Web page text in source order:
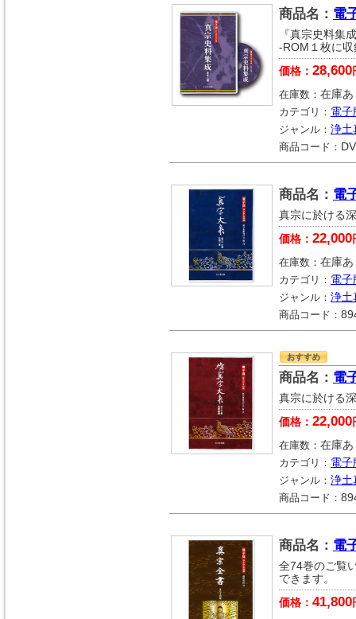
商品名： 電
『真宗史料集
-ROM１枚に収
価格： 28,600
在庫数： 在庫あ
カテゴリ： 電子
ジャンル： 浄土
商品コード：
商品名： 電
真宗に於ける
価格： 22,000
在庫数： 在庫あ
カテゴリ： 電子
ジャンル： 浄土
商品コード：
商品名： 電
真宗に於ける
価格： 22,000
在庫数： 在庫あ
カテゴリ： 電子
ジャンル： 浄土
商品コード：
商品名： 電
全74巻のご覧
できます。
価格： 41,800